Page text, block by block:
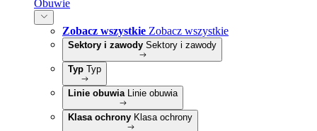
Obuwie
Zobacz wszystkie Zobacz wszystkie
Sektory i zawody Sektory i zawody
Typ Typ
Linie obuwia Linie obuwia
Klasa ochrony Klasa ochrony